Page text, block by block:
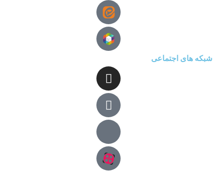
شبکه های اجتماعی